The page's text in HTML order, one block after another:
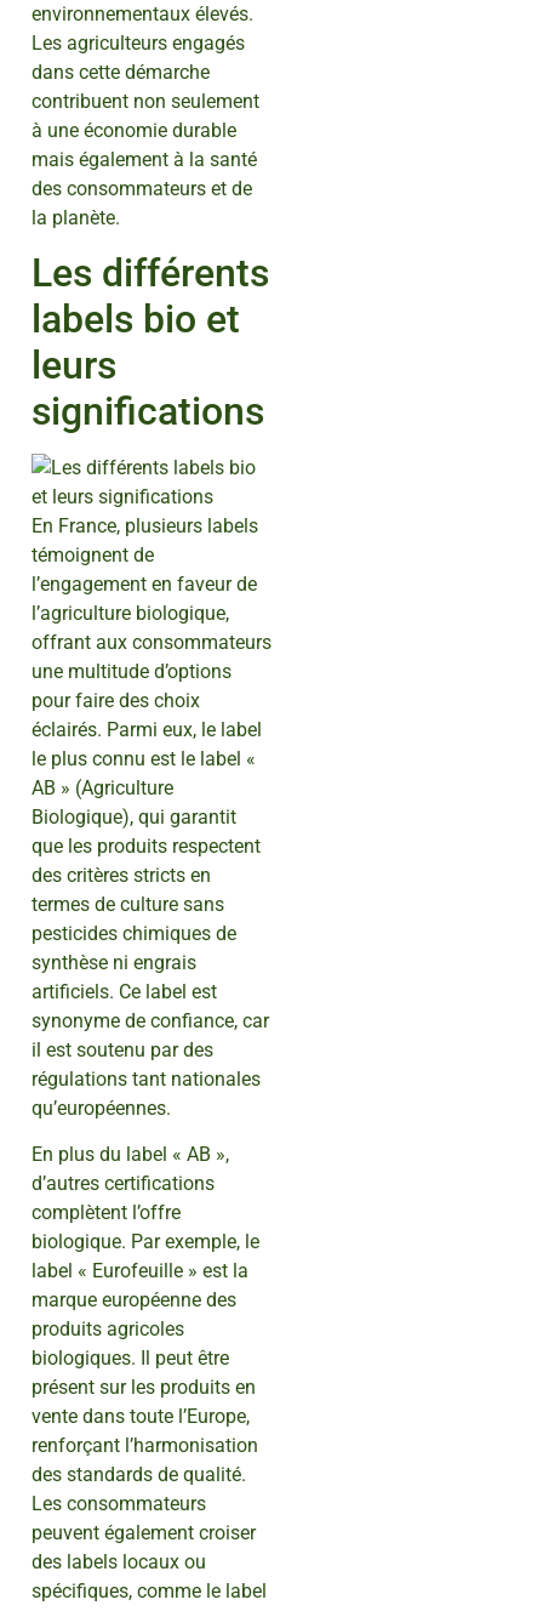
environnementaux élevés.
Les agriculteurs engagés
dans cette démarche
contribuent non seulement
à une économie durable
mais également à la santé
des consommateurs et de
la planète.
Les différents
labels bio et
leurs
significations
En France, plusieurs labels
témoignent de
l’engagement en faveur de
l’agriculture biologique,
offrant aux consommateurs
une multitude d’options
pour faire des choix
éclairés. Parmi eux, le label
le plus connu est le label «
AB » (Agriculture
Biologique), qui garantit
que les produits respectent
des critères stricts en
termes de culture sans
pesticides chimiques de
synthèse ni engrais
artificiels. Ce label est
synonyme de confiance, car
il est soutenu par des
régulations tant nationales
qu’européennes.
En plus du label « AB »,
d’autres certifications
complètent l’offre
biologique. Par exemple, le
label « Eurofeuille » est la
marque européenne des
produits agricoles
biologiques. Il peut être
présent sur les produits en
vente dans toute l’Europe,
renforçant l’harmonisation
des standards de qualité.
Les consommateurs
peuvent également croiser
des labels locaux ou
spécifiques, comme le label